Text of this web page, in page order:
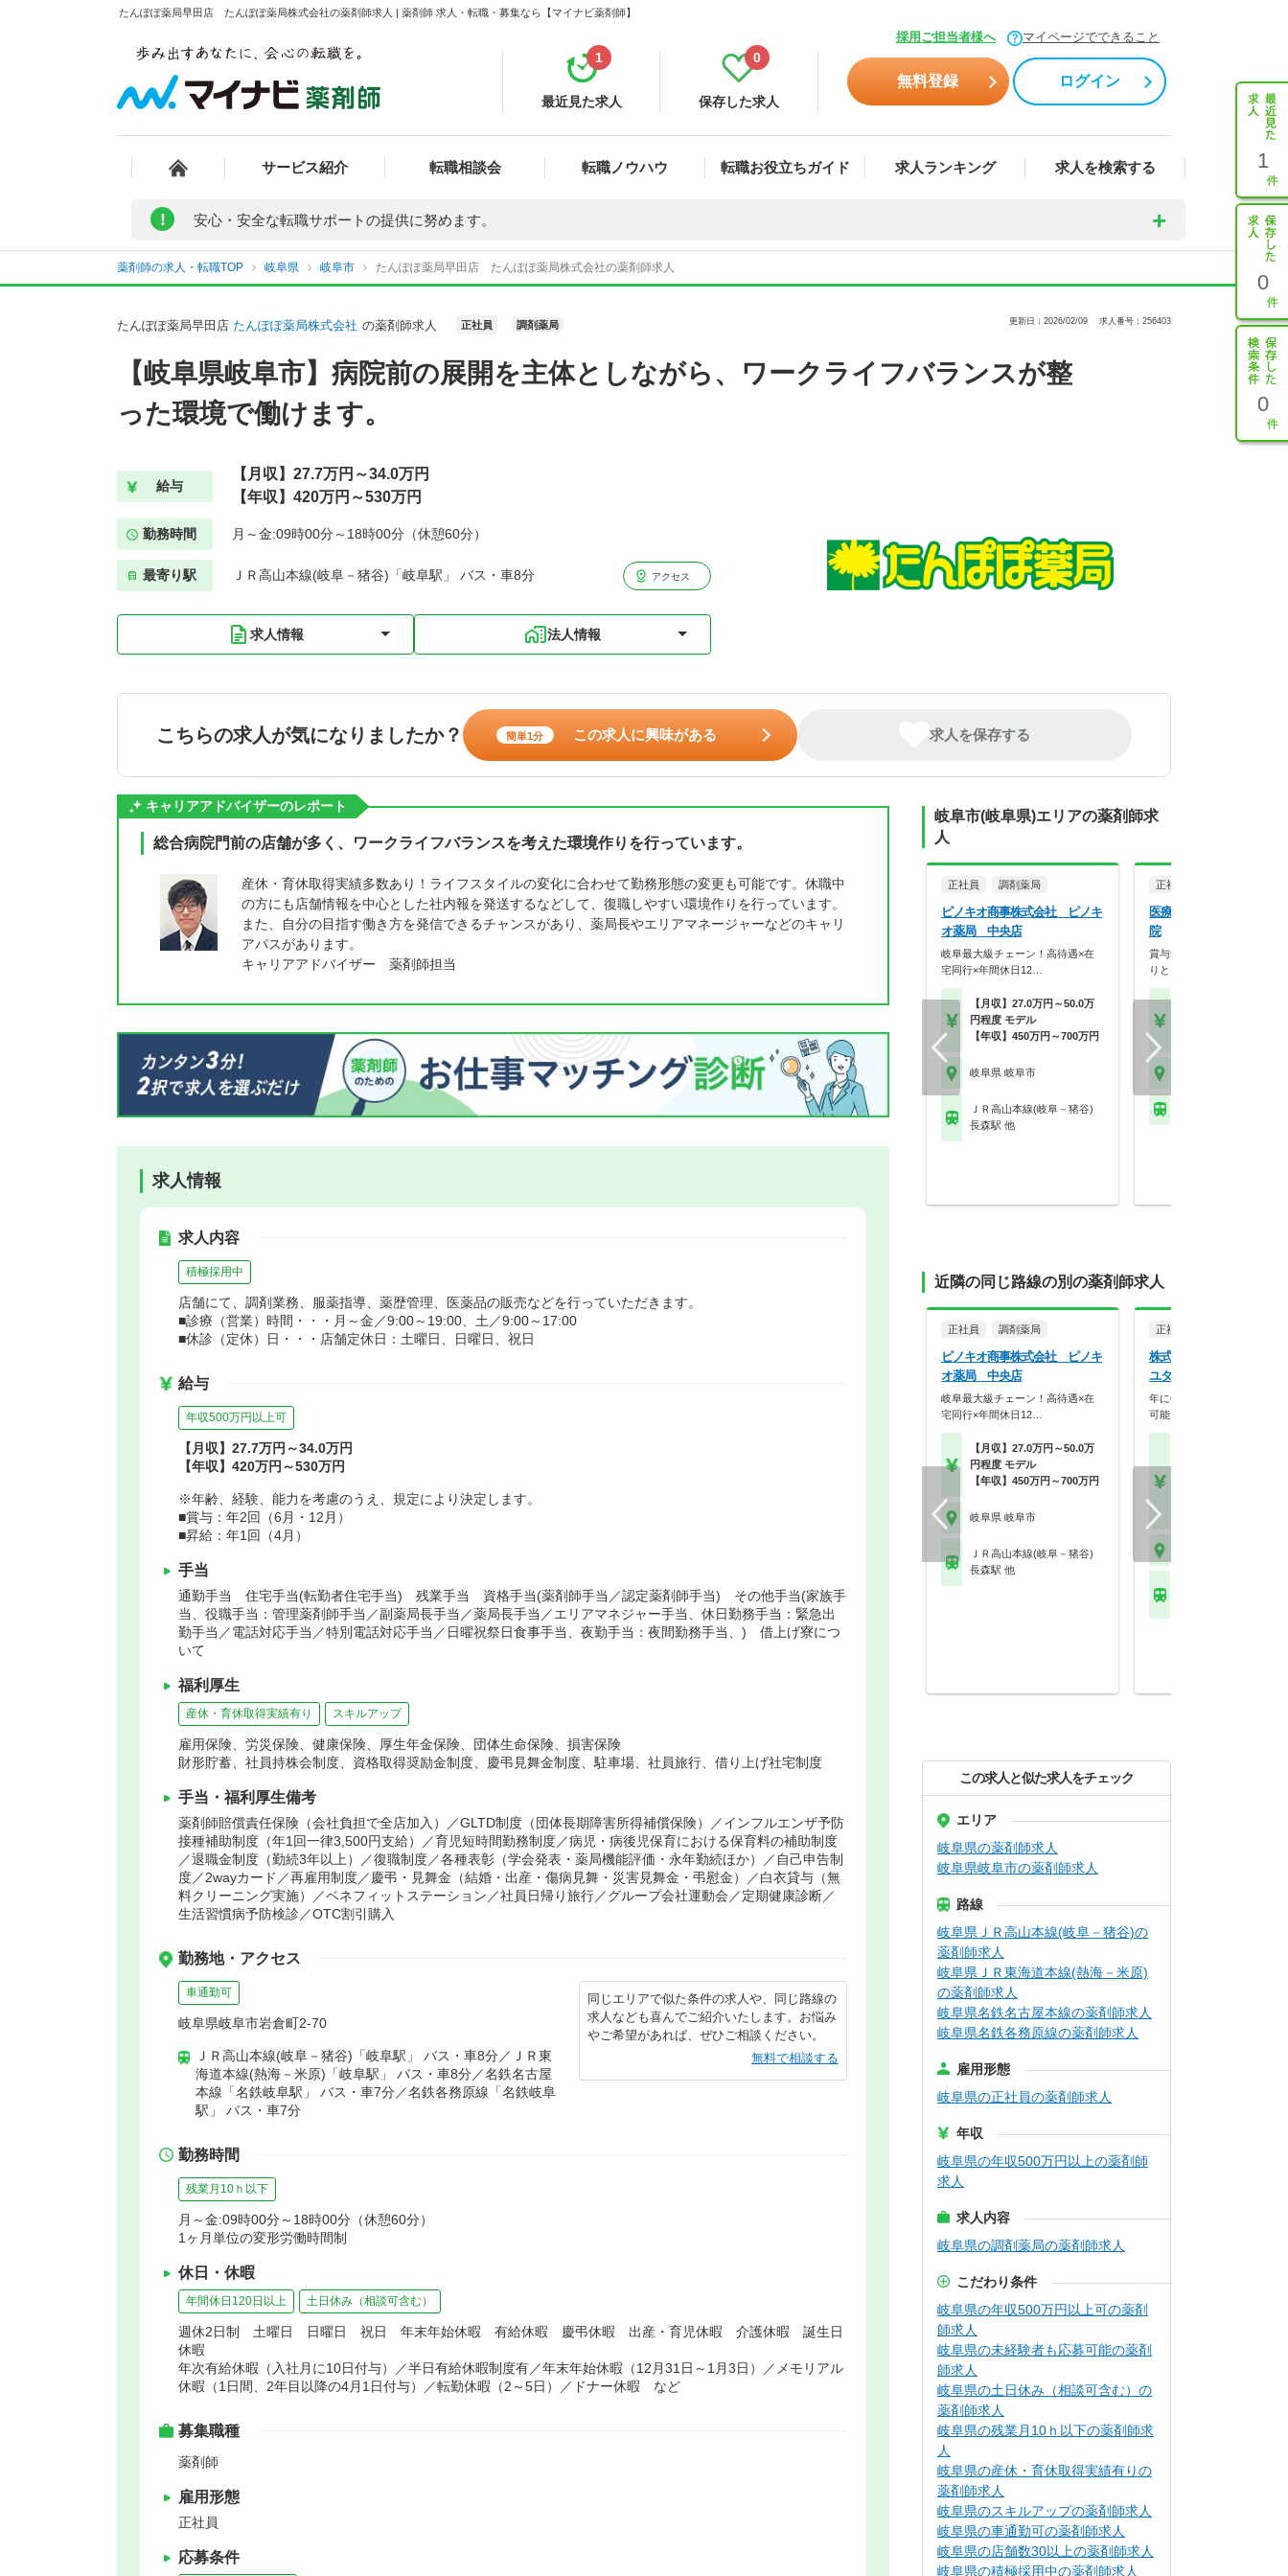
たんぽぽ薬局早田店 たんぽぽ薬局株式会社の薬剤師求人 | 薬剤師 求人・転職・募集なら【マイナビ薬剤師】
採用ご担当者様へ マイページでできること
最近見た求人
1
保存した求人
0
無料登録 ログイン
サービス紹介 転職相談会 転職ノウハウ 転職お役立ちガイド 求人ランキング 求人を検索する 1
0
0
! 安心・安全な転職サポートの提供に努めます。
薬剤師の求人・転職TOP 岐阜県 岐阜市 たんぽぽ薬局早田店 たんぽぽ薬局株式会社の薬剤師求人
たんぽぽ薬局早田店 たんぽぽ薬局株式会社 の薬剤師求人 正社員 調剤薬局 更新日：2026/02/09 求人番号：256403
【岐阜県岐阜市】病院前の展開を主体としながら、ワークライフバランスが整
った環境で働けます。
給与
【月収】27.7万円～34.0万円
【年収】420万円～530万円
勤務時間 月～金:09時00分～18時00分（休憩60分）
最寄り駅 ＪＲ高山本線(岐阜－猪谷)「岐阜駅」 バス・車8分 アクセス
求人情報 法人情報
こちらの求人が気になりましたか？ 簡単1分 この求人に興味がある 求人を保存する
キャリアアドバイザーのレポート
総合病院門前の店舗が多く、ワークライフバランスを考えた環境作りを行っています。
産休・育休取得実績多数あり！ライフスタイルの変化に合わせて勤務形態の変更も可能です。休職中
の方にも店舗情報を中心とした社内報を発送するなどして、復職しやすい環境作りを行っています。
また、自分の目指す働き方を発信できるチャンスがあり、薬局長やエリアマネージャーなどのキャリ
アパスがあります。
キャリアアドバイザー 薬剤師担当
求人情報
求人内容
積極採用中
店舗にて、調剤業務、服薬指導、薬歴管理、医薬品の販売などを行っていただきます。
■診療（営業）時間・・・月～金／9:00～19:00、土／9:00～17:00
■休診（定休）日・・・店舗定休日：土曜日、日曜日、祝日
給与
年収500万円以上可
【月収】27.7万円～34.0万円
【年収】420万円～530万円
※年齢、経験、能力を考慮のうえ、規定により決定します。
■賞与：年2回（6月・12月）
■昇給：年1回（4月）
手当
通勤手当 住宅手当(転勤者住宅手当) 残業手当 資格手当(薬剤師手当／認定薬剤師手当) その他手当(家族手
当、役職手当：管理薬剤師手当／副薬局長手当／薬局長手当／エリアマネジャー手当、休日勤務手当：緊急出
勤手当／電話対応手当／特別電話対応手当／日曜祝祭日食事手当、夜勤手当：夜間勤務手当、) 借上げ寮につ
いて
福利厚生
産休・育休取得実績有り スキルアップ
雇用保険、労災保険、健康保険、厚生年金保険、団体生命保険、損害保険
財形貯蓄、社員持株会制度、資格取得奨励金制度、慶弔見舞金制度、駐車場、社員旅行、借り上げ社宅制度
手当・福利厚生備考
薬剤師賠償責任保険（会社負担で全店加入）／GLTD制度（団体長期障害所得補償保険）／インフルエンザ予防
接種補助制度（年1回一律3,500円支給）／育児短時間勤務制度／病児・病後児保育における保育料の補助制度
／退職金制度（勤続3年以上）／復職制度／各種表彰（学会発表・薬局機能評価・永年勤続ほか）／自己申告制
度／2wayカード／再雇用制度／慶弔・見舞金（結婚・出産・傷病見舞・災害見舞金・弔慰金）／白衣貸与（無
料クリーニング実施）／ベネフィットステーション／社員日帰り旅行／グループ会社運動会／定期健康診断／
生活習慣病予防検診／OTC割引購入
勤務地・アクセス
車通勤可
岐阜県岐阜市岩倉町2-70
ＪＲ高山本線(岐阜－猪谷)「岐阜駅」 バス・車8分／ＪＲ東
海道本線(熱海－米原)「岐阜駅」 バス・車8分／名鉄名古屋
本線「名鉄岐阜駅」 バス・車7分／名鉄各務原線「名鉄岐阜
駅」 バス・車7分
同じエリアで似た条件の求人や、同じ路線の
求人なども喜んでご紹介いたします。お悩み
やご希望があれば、ぜひご相談ください。
無料で相談する
勤務時間
残業月10ｈ以下
月～金:09時00分～18時00分（休憩60分）
1ヶ月単位の変形労働時間制
休日・休暇
年間休日120日以上 土日休み（相談可含む）
週休2日制 土曜日 日曜日 祝日 年末年始休暇 有給休暇 慶弔休暇 出産・育児休暇 介護休暇 誕生日
休暇
年次有給休暇（入社月に10日付与）／半日有給休暇制度有／年末年始休暇（12月31日～1月3日）／メモリアル
休暇（1日間、2年目以降の4月1日付与）／転勤休暇（2～5日）／ドナー休暇 など
募集職種
薬剤師
雇用形態
正社員
応募条件
岐阜市(岐阜県)エリアの薬剤師求
人
正社員 調剤薬局
ピノキオ商事株式会社 ピノキ
オ薬局 中央店
岐阜最大級チェーン！高待遇×在
宅同行×年間休日12…
【月収】27.0万円～50.0万
円程度 モデル
【年収】450万円～700万円
岐阜県 岐阜市
ＪＲ高山本線(岐阜－猪谷)
長森駅 他
正社員
医療法人社団尚英会 岐
院
賞与5ヶ月実績★頑張りがし
りとお給与にも反映◎
近隣の同じ路線の別の薬剤師求人
正社員 調剤薬局
ピノキオ商事株式会社 ピノキ
オ薬局 中央店
岐阜最大級チェーン！高待遇×在
宅同行×年間休日12…
【月収】27.0万円～50.0万
円程度 モデル
【年収】450万円～700万円
岐阜県 岐阜市
ＪＲ高山本線(岐阜－猪谷)
長森駅 他
正社員
株式会社ユタカファーマ
ユタカ調剤薬局本荘
年に6連休×2回の長期休暇の
可能！1人あたりの…
この求人と似た求人をチェック
エリア
岐阜県の薬剤師求人
岐阜県岐阜市の薬剤師求人
路線
岐阜県ＪＲ高山本線(岐阜－猪谷)の
薬剤師求人
岐阜県ＪＲ東海道本線(熱海－米原)
の薬剤師求人
岐阜県名鉄名古屋本線の薬剤師求人
岐阜県名鉄各務原線の薬剤師求人
雇用形態
岐阜県の正社員の薬剤師求人
年収
岐阜県の年収500万円以上の薬剤師
求人
求人内容
岐阜県の調剤薬局の薬剤師求人
こだわり条件
岐阜県の年収500万円以上可の薬剤
師求人
岐阜県の未経験者も応募可能の薬剤
師求人
岐阜県の土日休み（相談可含む）の
薬剤師求人
岐阜県の残業月10ｈ以下の薬剤師求
人
岐阜県の産休・育休取得実績有りの
薬剤師求人
岐阜県のスキルアップの薬剤師求人
岐阜県の車通勤可の薬剤師求人
岐阜県の店舗数30以上の薬剤師求人
岐阜県の積極採用中の薬剤師求人